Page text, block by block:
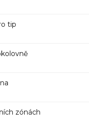
tip
zónách